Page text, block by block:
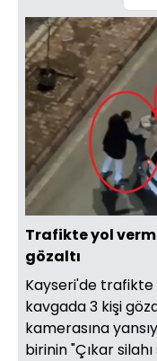
Trafikte yol
gözaltı
Kayseri'de trafikte
kavgada 3 kişi
kamerasına
birinin "Çıkar